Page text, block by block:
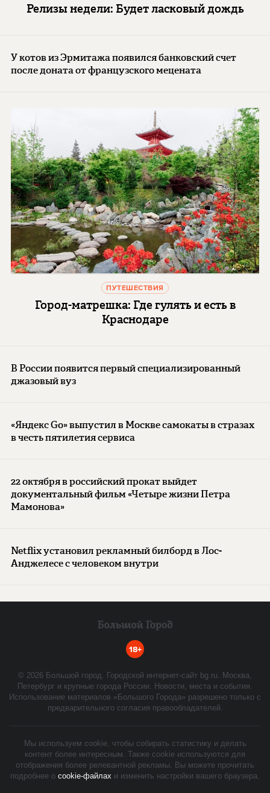
Релизы недели: Будет ласковый дождь
У котов из Эрмитажа появился банковский счет
после доната от французского мецената
ПУТЕШЕСТВИЯ
Город-матрешка: Где гулять и есть в
Краснодаре
В России появится первый специализированный
джазовый вуз
«Яндекс Go» выпустил в Москве самокаты в стразах
в честь пятилетия сервиса
22 октября в российский прокат выйдет
документальный фильм «Четыре жизни Петра
Мамонова»
Netflix установил рекламный билборд в Лос-
Анджелесе с человеком внутри
18+
© 2026 Большой город. Городской интернет-сайт bg.ru. Москва,
Петербург и крупные города России. Новости, места и события.
Использование материалов «Большого Города» разрешено только с
предварительного согласия правообладателей.
Мы используем cookie, чтобы собирать статистику и делать
контент более интересным. Также cookie используются для
отображения более релевантной рекламы. Вы можете прочитать
подробнее о cookie-файлах и изменить настройки вашего браузера.